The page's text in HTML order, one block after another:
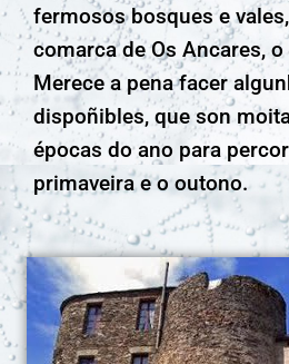
fermosos bosques e
comarca de Os Ancares,
Merece a pena facer
dispoñibles, que son
épocas do ano para
primaveira e o outono.